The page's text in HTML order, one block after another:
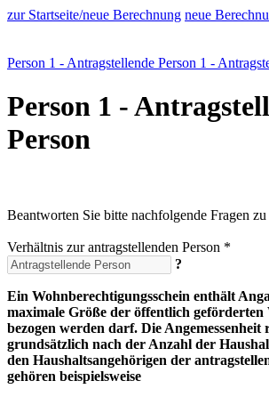
zur Startseite/neue Berechnung neue
Person 1 - Antragstellende Person 1 -
Person 1 -
Person
Beantworten Sie bitte nachfolgende Fragen zu
Verhältnis zur antragstellenden Person *
?
Ein Wohnberechtigungsschein enthält
maximale Größe der öffentlich geförderten
bezogen werden darf. Die Angemessenheit
grundsätzlich nach der Anzahl der
den Haushaltsangehörigen der
gehören beispielsweise